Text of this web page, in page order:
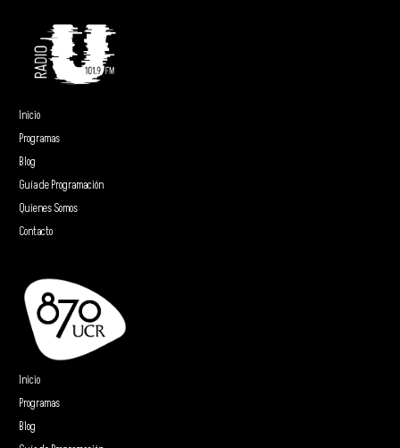
Inicio
Programas
Blog
Guía de Programación
Quienes Somos
Contacto
Inicio
Programas
Blog